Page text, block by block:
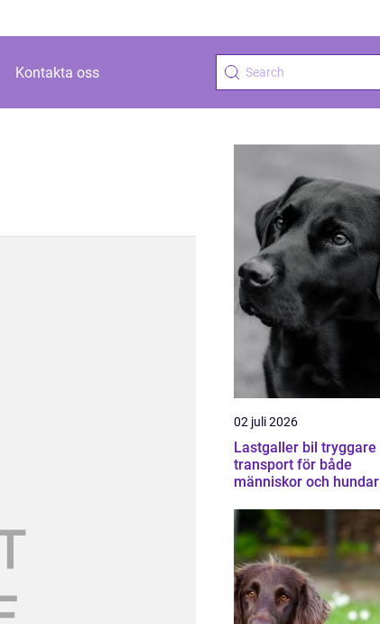
Kontakta oss
02 juli 2026
Lastgaller bil tryggare
transport för både
människor och hundar